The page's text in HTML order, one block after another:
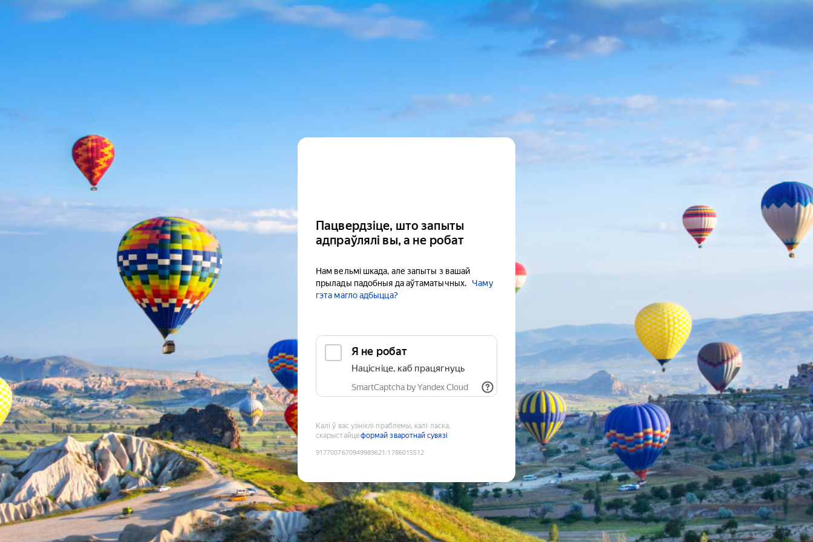
Пацвердзіце, што запыты
адпраўлялі вы, а не робат
Нам вельмі шкада, але запыты з вашай
прылады падобныя да аўтаматычных.
Чаму
гэта магло адбыцца?
Я не робат
Націсніце, каб працягнуць
SmartCaptcha by Yandex Cloud
Калі ў вас узніклі праблемы, калі ласка,
скарыстайцеформай зваротнай сувязі
9177007670949989621 :1786015512